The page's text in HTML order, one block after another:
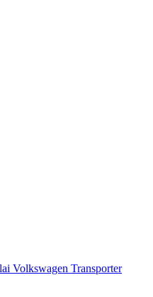
Volkswagen Transporter